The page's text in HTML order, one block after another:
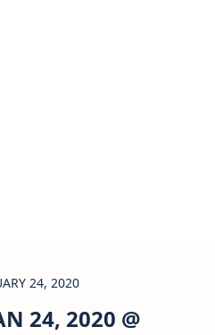
24, 2020
24, 2020 @